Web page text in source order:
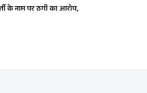
के नाम पर ठगी का आरोप,